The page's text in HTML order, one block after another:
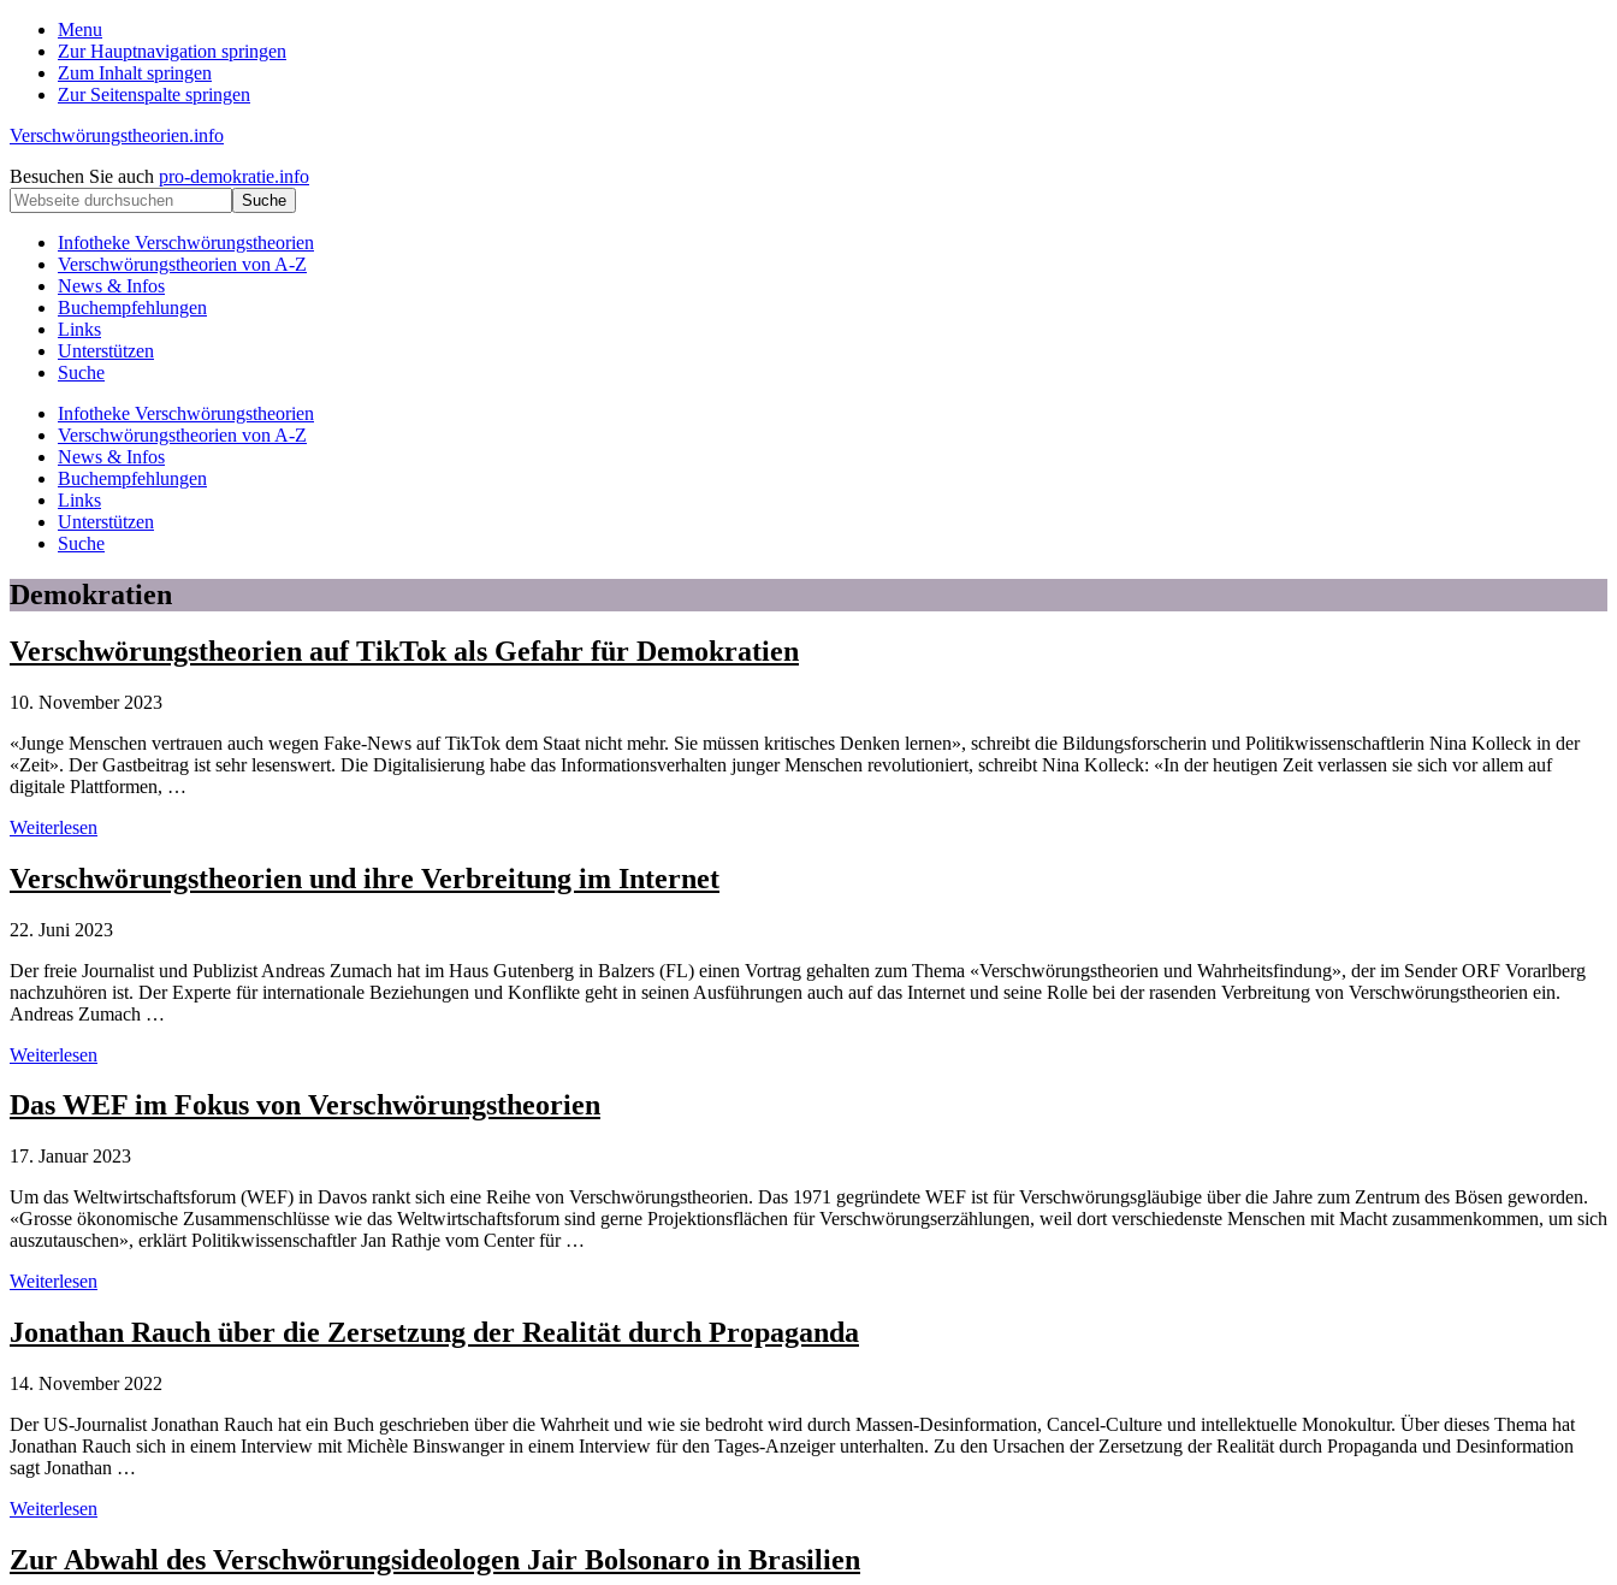
Menu
Zur Hauptnavigation springen
Zum Inhalt springen
Zur Seitenspalte springen
Verschwörungstheorien.info
Beiträge
zu
Merkmalen,
Funktionen
Risiken
konspirationistischen
Denkens
Kopfzeile
rechts
Besuchen Sie auch pro-demokratie.info
Webseite
durchsuchen
Infotheke Verschwörungstheorien
Verschwörungstheorien von A-Z
News & Infos
Buchempfehlungen
Links
Unterstützen
Suche
Infotheke Verschwörungstheorien
Verschwörungstheorien von A-Z
News & Infos
Buchempfehlungen
Links
Unterstützen
Suche
Demokratien
Verschwörungstheorien auf TikTok als Gefahr für Demokratien
10. November 2023
«Junge Menschen vertrauen auch wegen Fake-News auf TikTok dem Staat nicht mehr. Sie müssen kritisches Denken lernen», schreibt die Bildungsforscherin und Politikwissenschaftlerin Nina Kolleck in der
«Zeit». Der Gastbeitrag ist sehr lesenswert. Die Digitalisierung habe das Informationsverhalten junger Menschen revolutioniert, schreibt Nina Kolleck: «In der heutigen Zeit verlassen sie sich vor allem auf
digitale Plattformen, …
Verschwörungstheorien
TikTok
als
für
Weiterlesen
Verschwörungstheorien und ihre Verbreitung im Internet
22. Juni 2023
Der freie Journalist und Publizist Andreas Zumach hat im Haus Gutenberg in Balzers (FL) einen Vortrag gehalten zum Thema «Verschwörungstheorien und Wahrheitsfindung», der im Sender ORF Vorarlberg
nachzuhören ist. Der Experte für internationale Beziehungen und Konflikte geht in seinen Ausführungen auch auf das Internet und seine Rolle bei der rasenden Verbreitung von Verschwörungstheorien ein.
Andreas Zumach …
Verschwörungstheorien
ihre
Verbreitung
Internet
Weiterlesen
Das WEF im Fokus von Verschwörungstheorien
17. Januar 2023
Um das Weltwirtschaftsforum (WEF) in Davos rankt sich eine Reihe von Verschwörungstheorien. Das 1971 gegründete WEF ist für Verschwörungsgläubige über die Jahre zum Zentrum des Bösen geworden.
«Grosse ökonomische Zusammenschlüsse wie das Weltwirtschaftsforum sind gerne Projektionsflächen für Verschwörungserzählungen, weil dort verschiedenste Menschen mit Macht zusammenkommen, um sich
auszutauschen», erklärt Politikwissenschaftler Jan Rathje vom Center für …
Das
im
Fokus
Verschwörungstheorien
Weiterlesen
Jonathan Rauch über die Zersetzung der Realität durch Propaganda
14. November 2022
Der US-Journalist Jonathan Rauch hat ein Buch geschrieben über die Wahrheit und wie sie bedroht wird durch Massen-Desinformation, Cancel-Culture und intellektuelle Monokultur. Über dieses Thema hat
Jonathan Rauch sich in einem Interview mit Michèle Binswanger in einem Interview für den Tages-Anzeiger unterhalten. Zu den Ursachen der Zersetzung der Realität durch Propaganda und Desinformation
sagt Jonathan …
Jonathan
über
die
Weiterlesen
Zur Abwahl des Verschwörungsideologen Jair Bolsonaro in Brasilien